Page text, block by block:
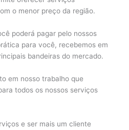
o menor preço da região.
poderá pagar pelo nossos
para você, recebemos em
bandeiras do mercado.
em nosso trabalho que
todos os nossos serviços
e ser mais um cliente